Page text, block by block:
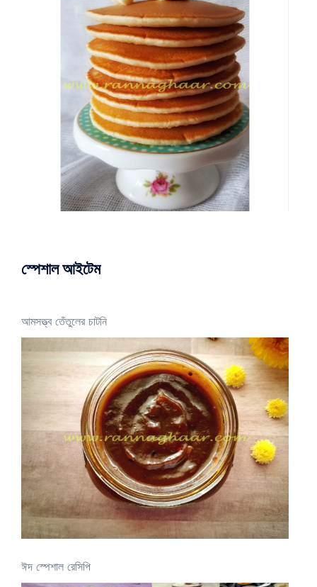
স্পেশাল আইটেম
আমসত্ত্ব তেঁতুলের চাটনি
ঈদ স্পেশাল রেসিপি